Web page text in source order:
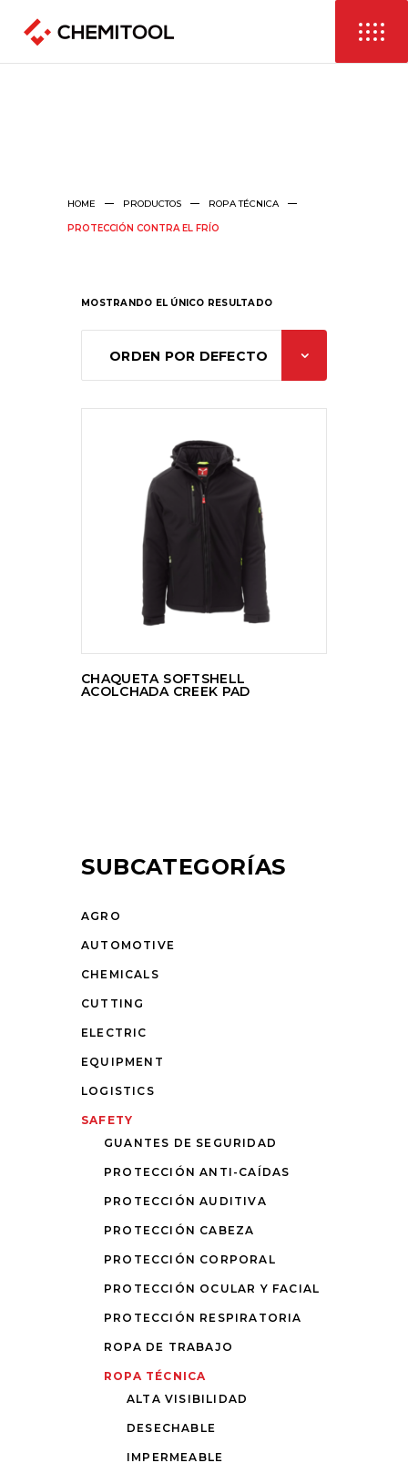
HOME PRODUCTOS ROPA TÉCNICA
PROTECCIÓN CONTRA EL FRÍO
MOSTRANDO EL ÚNICO RESULTADO
ORDEN POR DEFECTO
CHAQUETA SOFTSHELL
ACOLCHADA CREEK PAD
SUBCATEGORÍAS
AGRO
AUTOMOTIVE
CHEMICALS
CUTTING
ELECTRIC
EQUIPMENT
LOGISTICS
SAFETY
GUANTES DE SEGURIDAD
PROTECCIÓN ANTI-CAÍDAS
PROTECCIÓN AUDITIVA
PROTECCIÓN CABEZA
PROTECCIÓN CORPORAL
PROTECCIÓN OCULAR Y FACIAL
PROTECCIÓN RESPIRATORIA
ROPA DE TRABAJO
ROPA TÉCNICA
ALTA VISIBILIDAD
DESECHABLE
IMPERMEABLE